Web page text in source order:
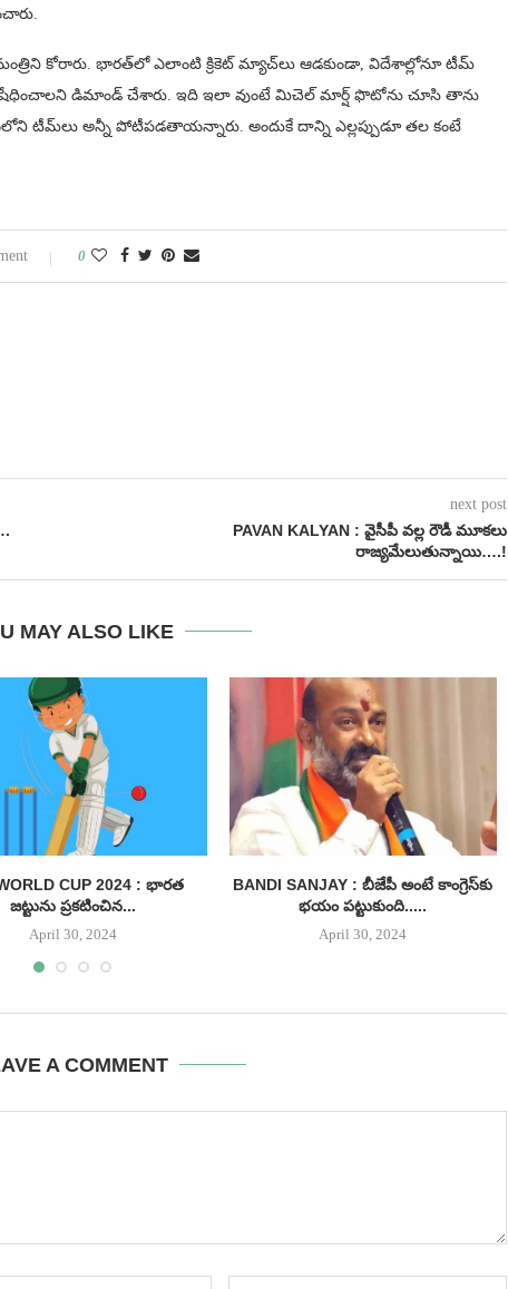
కోరారు. భారత్‌లో ఎలాంటి క్రికెట్‌ మ్యాచ్‌లు ఆడకుండా, విదేశాల్లోనూ టీమ్​
డిమాండ్ చేశారు. ఇది ఇలా వుంటే మిచెల్ మార్ష్ ఫొటోను చూసి తాను
టీమ్​లు అన్నీ పోటీపడతాయన్నారు. అందుకే దాన్ని ఎల్లప్పుడూ తల కంటే
0
next post
PAVAN KALYAN : వైసీపీ వల్ల రౌడీ మూకలు
రాజ్యమేలుతున్నాయి….!
MAY ALSO LIKE
CUP 2024 : భారత
జట్టును ప్రకటించిన...
April 30, 2024
BANDI SANJAY : బీజేపీ అంటే కాంగ్రెస్‌కు
భయం పట్టుకుంది.....
April 30, 2024
A COMMENT